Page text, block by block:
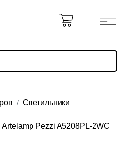
Светильники
Artelamp Pezzi A5208PL-2WC